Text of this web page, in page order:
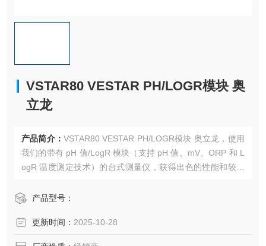
VSTAR80 VESTAR PH/LOGR模块 奥
立龙
产品简介： VSTAR80 VESTAR PH/LOGR模块 奥立龙，使用
我们的带有 pH 值/LogR 模块（支持 pH 值、mV、ORP 和 L
ogR 温度测定技术）的台式测量仪，获得出色的性能和较高
产品型号：
更新时间： 2025-10-28